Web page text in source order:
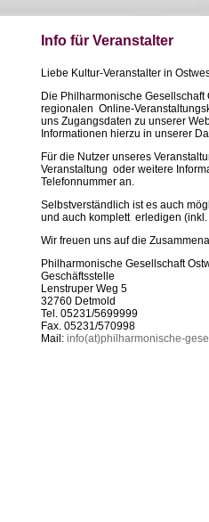
Info für Veranstalter
Liebe Kultur-Veranstalter in
Die Philharmonische
regionalen Online-
uns Zugangsdaten zu unserer
Informationen hierzu in unserer
Für die Nutzer unseres
Veranstaltung oder weitere
Telefonnummer an.
Selbstverständlich ist es auch
und auch komplett erledigen
Wir freuen uns auf die
Philharmonische Gesellschaft
Geschäftsstelle
Lenstruper Weg 5
32760 Detmold
Tel. 05231/5699999
Fax. 05231/570998
Mail: info(at)philharmonische-